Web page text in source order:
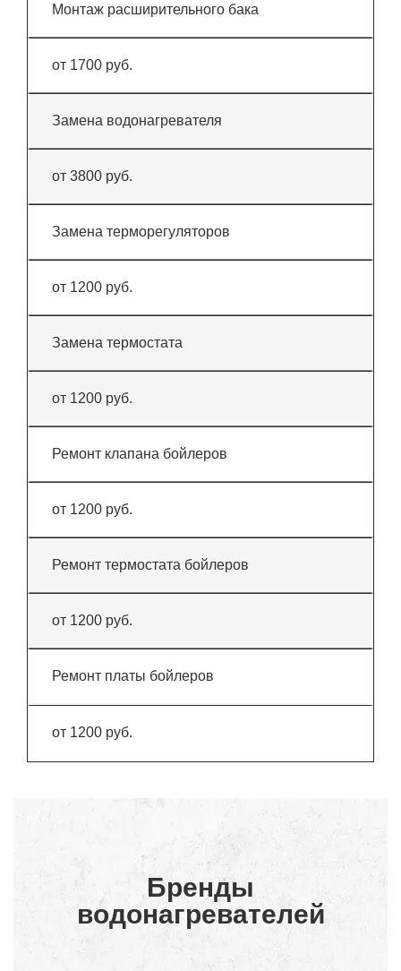
Монтаж расширительного бака
от 1700 руб.
Замена водонагревателя
от 3800 руб.
Замена терморегуляторов
от 1200 руб.
Замена термостата
от 1200 руб.
Ремонт клапана бойлеров
от 1200 руб.
Ремонт термостата бойлеров
от 1200 руб.
Ремонт платы бойлеров
от 1200 руб.
Бренды
водонагревателей